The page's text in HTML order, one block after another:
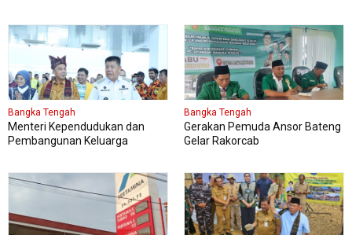
Bangka Tengah
Menteri Kependudukan dan
Pembangunan Keluarga
Bangka Tengah
Gerakan Pemuda Ansor Bateng
Gelar Rakorcab